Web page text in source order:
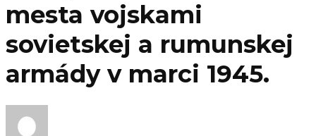
mesta vojskami
sovietskej a rumunskej
armády v marci 1945.